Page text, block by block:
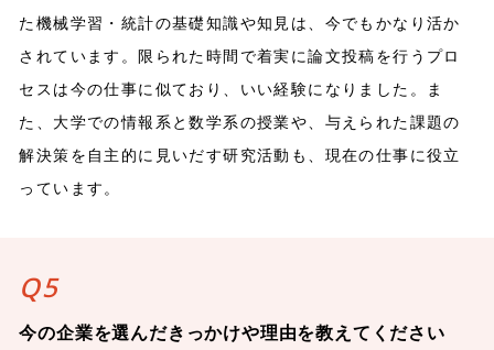
た機械学習・統計の基礎知識や知見は、今でもかなり活か
されています。限られた時間で着実に論文投稿を行うプロ
セスは今の仕事に似ており、いい経験になりました。ま
た、大学での情報系と数学系の授業や、与えられた課題の
解決策を自主的に見いだす研究活動も、現在の仕事に役立
っています。
Q5
今の企業を選んだきっかけや理由を教えてください